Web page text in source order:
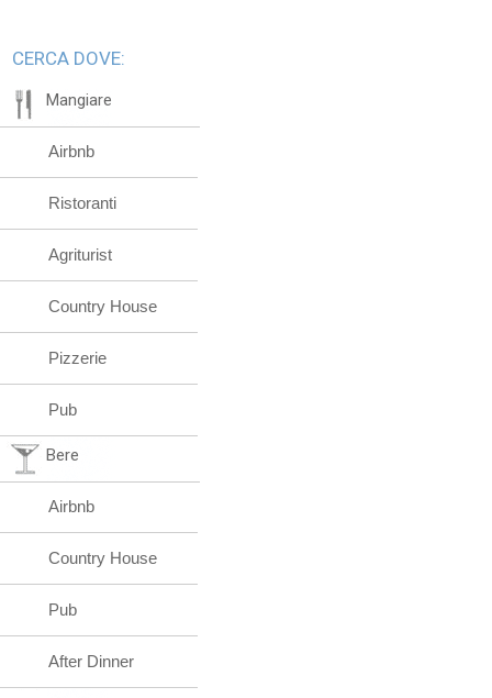
CERCA DOVE:
Mangiare
Airbnb
Ristoranti
Agriturist
Country House
Pizzerie
Pub
Bere
Airbnb
Country House
Pub
After Dinner